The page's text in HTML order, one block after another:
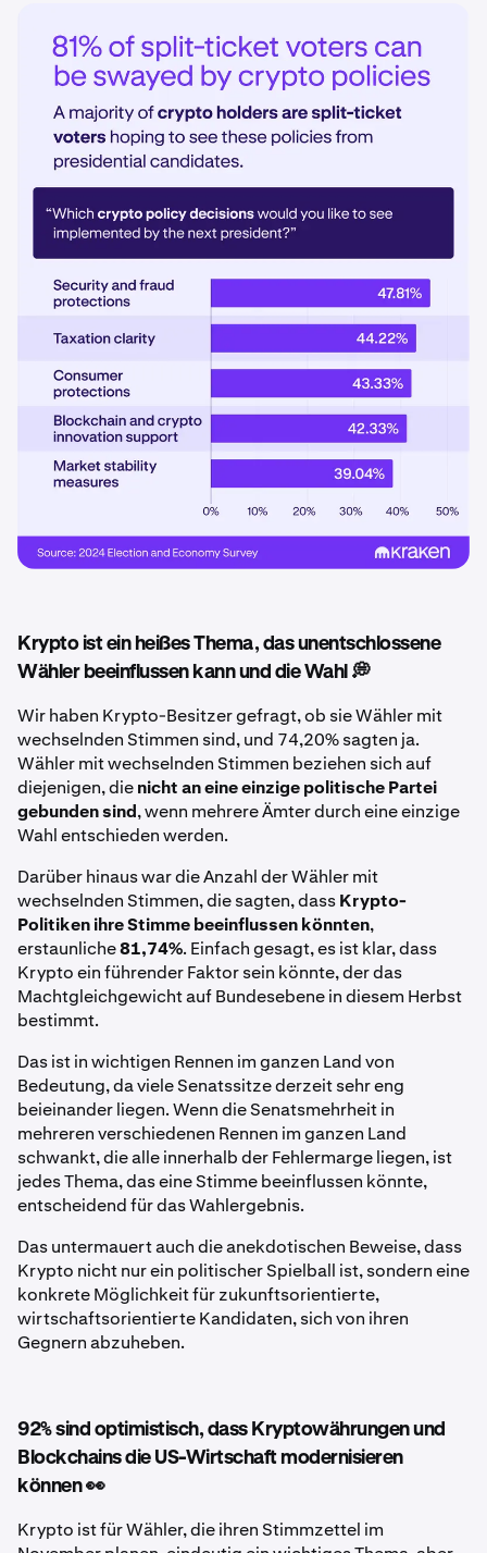
Krypto ist ein heißes Thema, das unentschlossene
Wähler beeinflussen kann und die Wahl 💭
Wir haben Krypto-Besitzer gefragt, ob sie Wähler mit
wechselnden Stimmen sind, und 74,20% sagten ja.
Wähler mit wechselnden Stimmen beziehen sich auf
diejenigen, dienicht an eine einzige politische Partei
gebunden sind, wenn mehrere Ämter durch eine einzige
Wahl entschieden werden.
Darüber hinaus war die Anzahl der Wähler mit
wechselnden Stimmen, die sagten, dassKrypto-
Politiken ihre Stimme beeinflussen könnten,
erstaunliche81,74%. Einfach gesagt, es ist klar, dass
Krypto ein führender Faktor sein könnte, der das
Machtgleichgewicht auf Bundesebene in diesem Herbst
bestimmt.
Das ist in wichtigen Rennen im ganzen Land von
Bedeutung, da viele Senatssitze derzeit sehr eng
beieinander liegen. Wenn die Senatsmehrheit in
mehreren verschiedenen Rennen im ganzen Land
schwankt, die alle innerhalb der Fehlermarge liegen, ist
jedes Thema, das eine Stimme beeinflussen könnte,
entscheidend für das Wahlergebnis.
Das untermauert auch die anekdotischen Beweise, dass
Krypto nicht nur ein politischer Spielball ist, sondern eine
konkrete Möglichkeit für zukunftsorientierte,
wirtschaftsorientierte Kandidaten, sich von ihren
Gegnern abzuheben.
92% sind optimistisch, dass Kryptowährungen und
Blockchains die US-Wirtschaft modernisieren
können 👀
Krypto ist für Wähler, die ihren Stimmzettel im